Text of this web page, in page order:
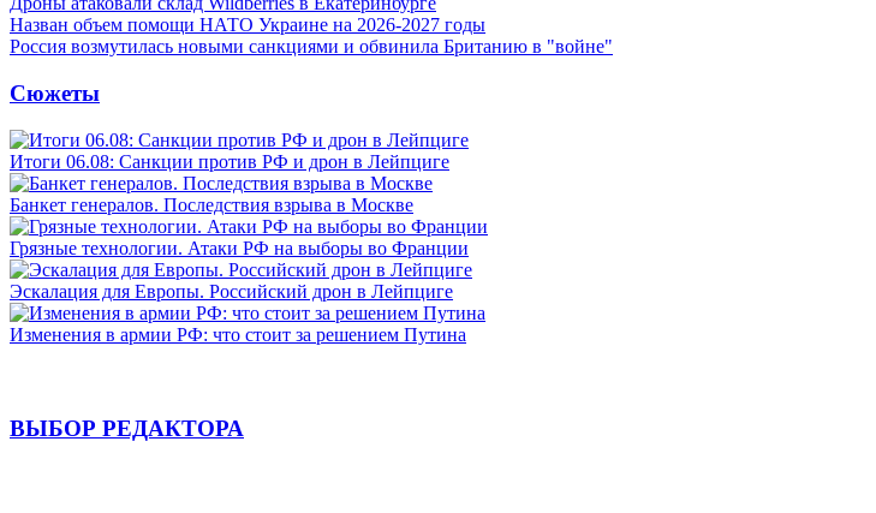
Назван объем помощи НАТО Украине на 2026-2027 годы
Россия возмутилась новыми санкциями и обвинила Британию в "войне"
Сюжеты
Итоги 06.08: Санкции против РФ и дрон в Лейпциге
Банкет генералов. Последствия взрыва в Москве
Грязные технологии. Атаки РФ на выборы во Франции
Эскалация для Европы. Российский дрон в Лейпциге
Изменения в армии РФ: что стоит за решением Путина
ВЫБОР РЕДАКТОРА